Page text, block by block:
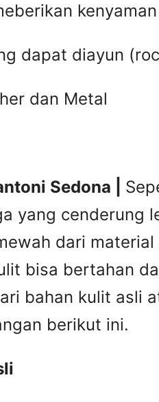
dapat diayun
dan Metal
Sedona |
yang cenderung
dari
bisa bertahan
bahan kulit asli
berikut ini.